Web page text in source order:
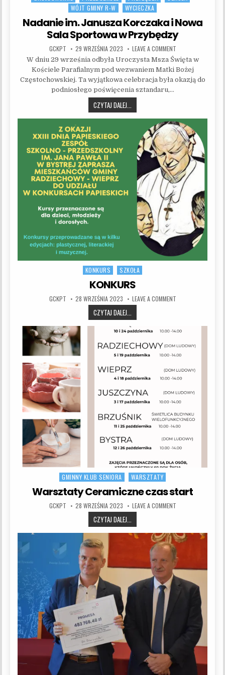
WÓJT GMINY R-W
WYCIECZKA
Nadanie im. Janusza Korczaka i Nowa
Sala Sportowa w Przybędzy
AUTHOR:
GCKPT PUBLISHED DATE:
29 WRZEŚNIA 2023 LEAVE A COMMENTON NADANIE IM.
W dniu 29 września odbyła Uroczysta Msza Święta w
Kościele Parafialnym pod wezwaniem Matki Bożej
Częstochowskiej. Ta wyjątkowa celebracja była okazją do
podniosłego poświęcenia sztandaru,…
CZYTAJ DALEJ...
Posted in
KONKURS SZKOŁA
KONKURS
AUTHOR:
GCKPT PUBLISHED DATE:
28 WRZEŚNIA 2023 LEAVE A COMMENTON KONKURS
CZYTAJ DALEJ...
Posted in
GMINNY KLUB SENIORA WARSZTATY
Warsztaty Ceramiczne czas start
AUTHOR:
GCKPT PUBLISHED DATE:
28 WRZEŚNIA 2023 LEAVE A COMMENTON WARSZTATY
CZYTAJ DALEJ...